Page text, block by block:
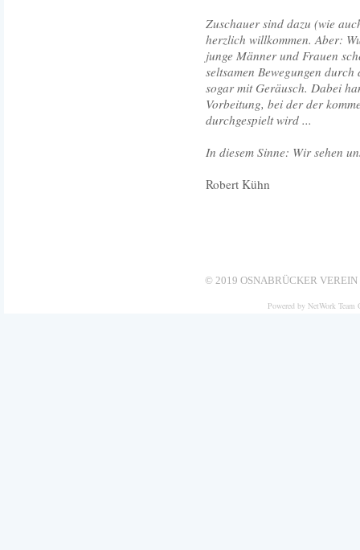
Zuschauer sind dazu (wie
herzlich willkommen. Aber:
junge Männer und Frauen
seltsamen Bewegungen
sogar mit Geräusch. Dabei
Vorbeitung, bei der der
durchgespielt wird ...
In diesem Sinne: Wir sehen
Robert Kühn
© 2019 OSNABRÜCKER VEREIN
Powered by NetWork Team